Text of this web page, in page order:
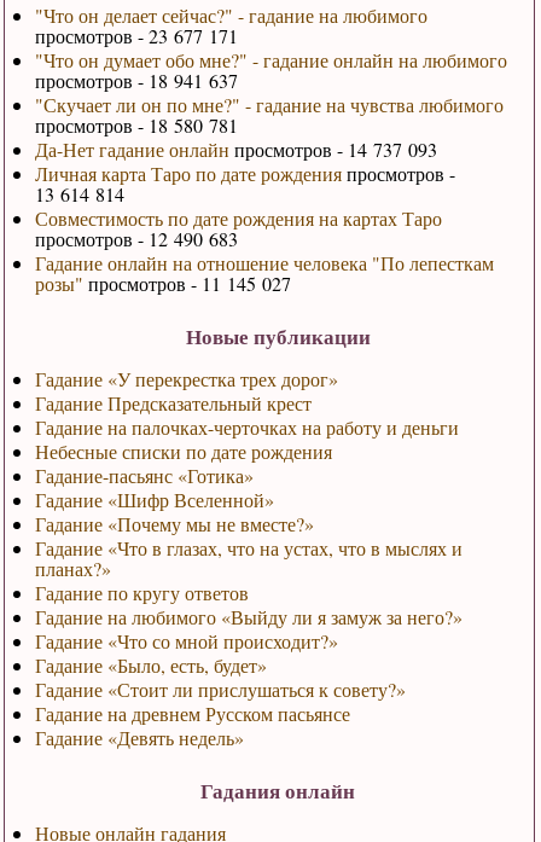
"Что он делает сейчас?" - гадание на любимого
просмотров - 23 677 171
"Что он думает обо мне?" - гадание онлайн на любимого
просмотров - 18 941 637
"Скучает ли он по мне?" - гадание на чувства любимого
просмотров - 18 580 781
Да-Нет гадание онлайн просмотров - 14 737 093
Личная карта Таро по дате рожденияпросмотров -
13 614 814
Совместимость по дате рождения на картах Таро
просмотров - 12 490 683
Гадание онлайн на отношение человека "По лепесткам
розы" просмотров - 11 145 027
Новые публикации
Гадание «У перекрестка трех дорог»
Гадание Предсказательный крест
Гадание на палочках-черточках на работу и деньги
Небесные списки по дате рождения
Гадание-пасьянс «Готика»
Гадание «Шифр Вселенной»
Гадание «Почему мы не вместе?»
Гадание «Что в глазах, что на устах, что в мыслях и
планах?»
Гадание по кругу ответов
Гадание на любимого «Выйду ли я замуж за него?»
Гадание «Что со мной происходит?»
Гадание «Было, есть, будет»
Гадание «Стоит ли прислушаться к совету?»
Гадание на древнем Русском пасьянсе
Гадание «Девять недель»
Гадания онлайн
Новые онлайн гадания